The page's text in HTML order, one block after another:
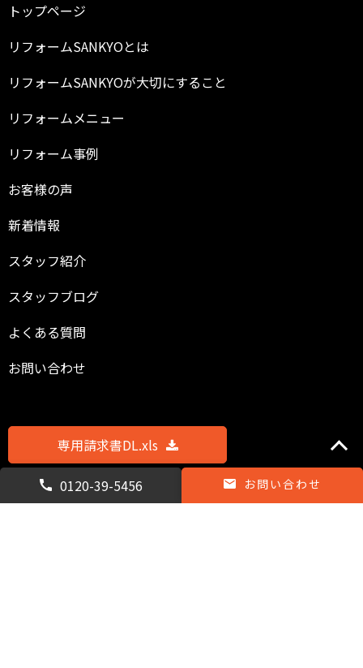
0120-39-5456 お問い合わせ
トップページ
リフォームSANKYOとは
リフォームSANKYOが大切にすること
リフォームメニュー
リフォーム事例
お客様の声
新着情報
スタッフ紹介
スタッフブログ
よくある質問
お問い合わせ
専用請求書DL.xls
専用請求書(入力例).xls